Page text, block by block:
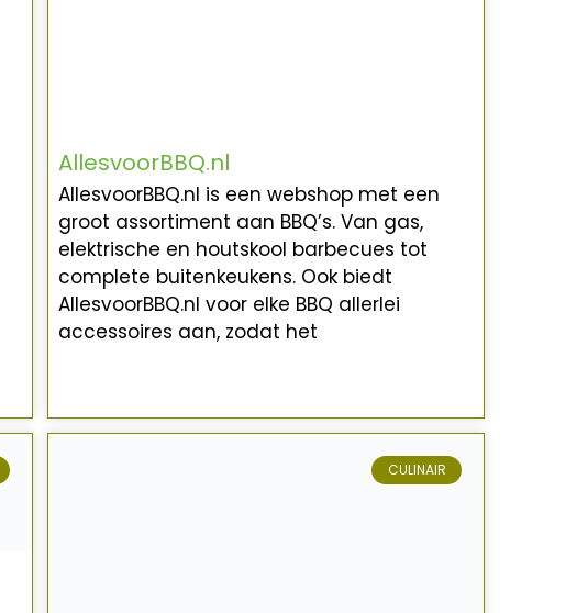
AllesvoorBBQ.nl
AllesvoorBBQ.nl is een webshop met een
groot assortiment aan BBQ’s. Van gas,
elektrische en houtskool barbecues tot
complete buitenkeukens. Ook biedt
AllesvoorBBQ.nl voor elke BBQ allerlei
accessoires aan, zodat het
CULINAIR